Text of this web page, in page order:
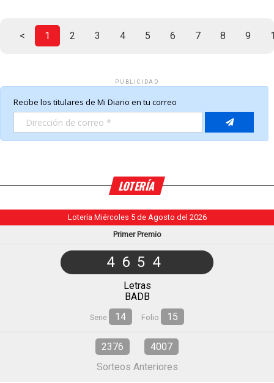
< 1 2 3 4 5 6 7 8 9
PUBLICIDAD
LOTERÍA
Lotería Miércoles 5 de Agosto del 2026
Primer Premio
4654
Letras
BADB
Serie 14 Folio 15
2376
4007
Sorteos Anteriores